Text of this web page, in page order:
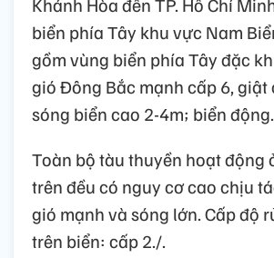
biển phía Tây khu vực Nam
gồm vùng biển phía Tây đặc
gió Đông Bắc mạnh cấp 6, giật
sóng biển cao 2-4m; biển động.
Toàn bộ tàu thuyền hoạt động
trên đều có nguy cơ cao chịu
gió mạnh và sóng lớn. Cấp độ
trên biển: cấp 2./.